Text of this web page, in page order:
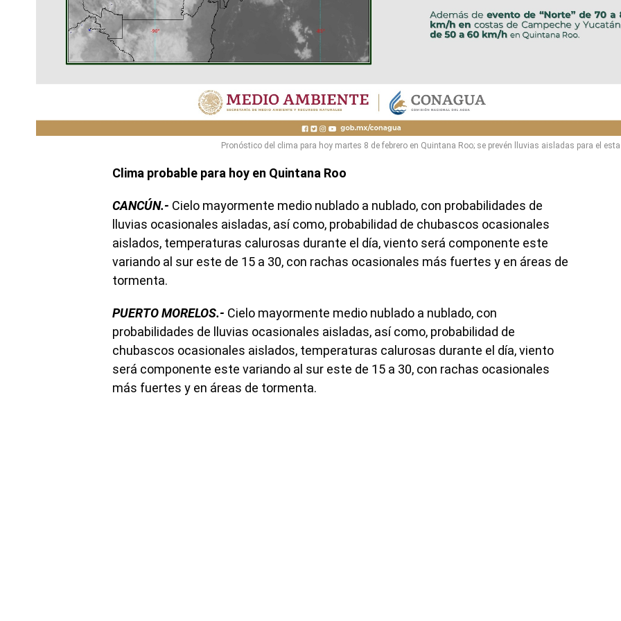
Pronóstico del clima para hoy martes 8 de febrero en Quintana Roo; se prevén lluvias aisladas para el
Clima probable para hoy en Quintana Roo
CANCÚN.- Cielo mayormente medio nublado a nublado, con probabilidades de
lluvias ocasionales aisladas, así como, probabilidad de chubascos ocasionales
aislados, temperaturas calurosas durante el día, viento será componente este
variando al sur este de 15 a 30, con rachas ocasionales más fuertes y en áreas de
tormenta.
PUERTO MORELOS.- Cielo mayormente medio nublado a nublado, con
probabilidades de lluvias ocasionales aisladas, así como, probabilidad de
chubascos ocasionales aislados, temperaturas calurosas durante el día, viento
será componente este variando al sur este de 15 a 30, con rachas ocasionales
más fuertes y en áreas de tormenta.